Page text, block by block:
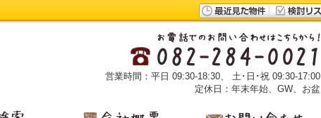
営業時間：平日 09:30-18:30、 土･日･祝 09:30-17:00
定休日：年末年始、GW、お盆